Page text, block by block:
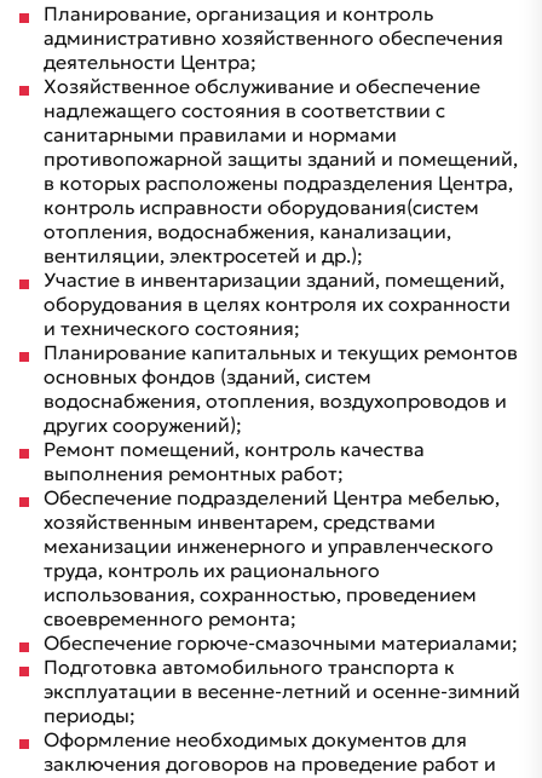
Планирование, организация и контроль
административно хозяйственного обеспечения
деятельности Центра;
Хозяйственное обслуживание и обеспечение
надлежащего состояния в соответствии с
санитарными правилами и нормами
противопожарной защиты зданий и помещений,
в которых расположены подразделения Центра,
контроль исправности оборудования(систем
отопления, водоснабжения, канализации,
вентиляции, электросетей и др.);
Участие в инвентаризации зданий, помещений,
оборудования в целях контроля их сохранности
и технического состояния;
Планирование капитальных и текущих ремонтов
основных фондов (зданий, систем
водоснабжения, отопления, воздухопроводов и
других сооружений);
Ремонт помещений, контроль качества
выполнения ремонтных работ;
Обеспечение подразделений Центра мебелью,
хозяйственным инвентарем, средствами
механизации инженерного и управленческого
труда, контроль их рационального
использования, сохранностью, проведением
своевременного ремонта;
Обеспечение горюче-смазочными материалами;
Подготовка автомобильного транспорта к
эксплуатации в весенне-летний и осенне-зимний
периоды;
Оформление необходимых документов для
заключения договоров на проведение работ и